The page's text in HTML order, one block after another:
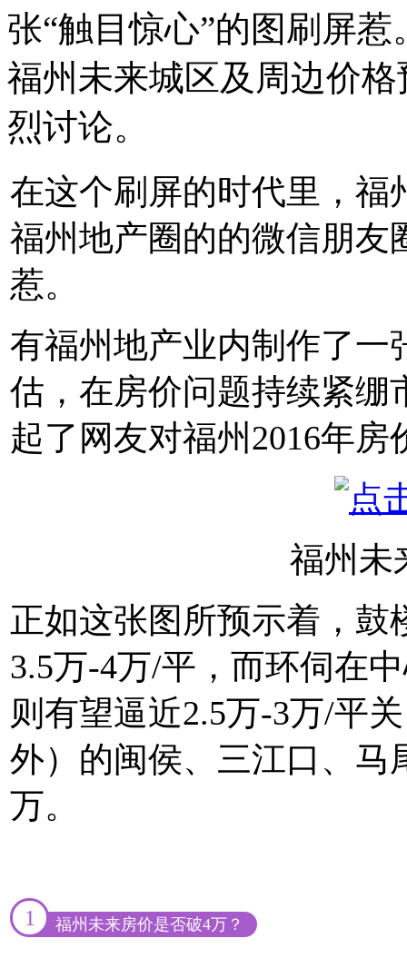
张“触目惊心”的图刷屏
福州未来城区及周边价
烈讨论。
在这个刷屏的时代里，福
福州地产圈的的微信朋友
惹。
有福州地产业内制作了一
估，在房价问题持续紧绷
起了网友对福州2016年房
福州未
正如这张图所预示着，鼓
3.5万-4万/平，而环伺在
则有望逼近2.5万-3万/平
外）的闽侯、三江口、马
万。
1 福州未来房价是否破4万？